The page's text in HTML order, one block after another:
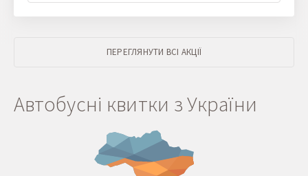
ПЕРЕГЛЯНУТИ ВСІ АКЦІЇ
Автобусні квитки з України